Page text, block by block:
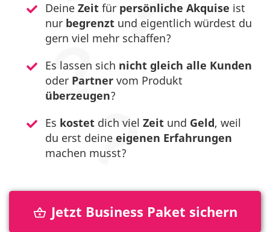
Deine Zeit für persönliche Akquise ist
nur begrenzt und eigentlich würdest du
gern viel mehr schaffen?
Es lassen sich nicht gleich alle Kunden
oder Partner vom Produkt
überzeugen?
Es kostet dich viel Zeit und Geld, weil
du erst deine eigenen Erfahrungen
machen musst?
Jetzt Business Paket sichern